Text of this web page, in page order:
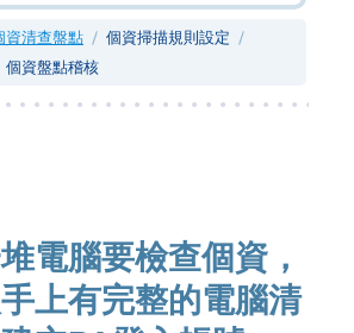
資清查盤點
個資掃描規則設定
個資盤點稽核
電腦要檢查個資，
上有完整的電腦清